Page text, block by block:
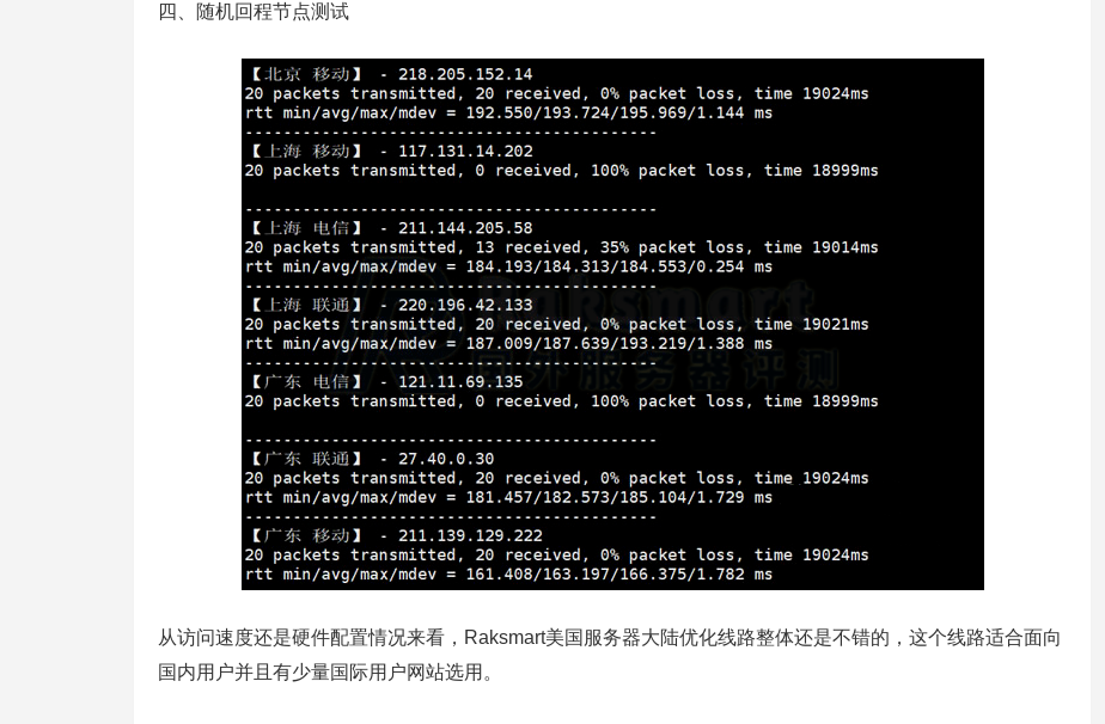
四、随机回程节点测试
从访问速度还是硬件配置情况来看，Raksmart美国服务器大陆优化线路整体还是不错的，这个线路适合面向
国内用户并且有少量国际用户网站选用。